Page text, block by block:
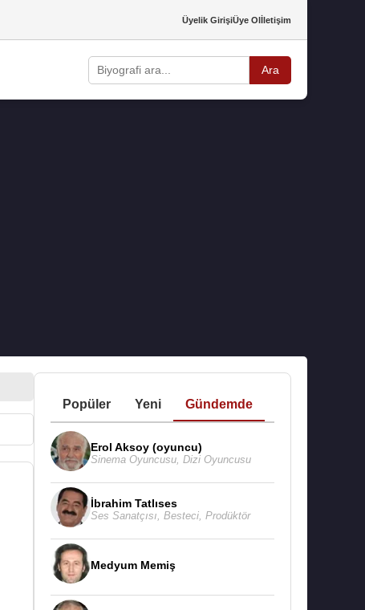
Üyelik GirişiÜye Olİletişim
Ara
Popüler Yeni Gündemde
Erol Aksoy (oyuncu)
Sinema Oyuncusu, Dizi Oyuncusu
İbrahim Tatlıses
Ses Sanatçısı Besteci, Prodüktör
Medyum Memiş